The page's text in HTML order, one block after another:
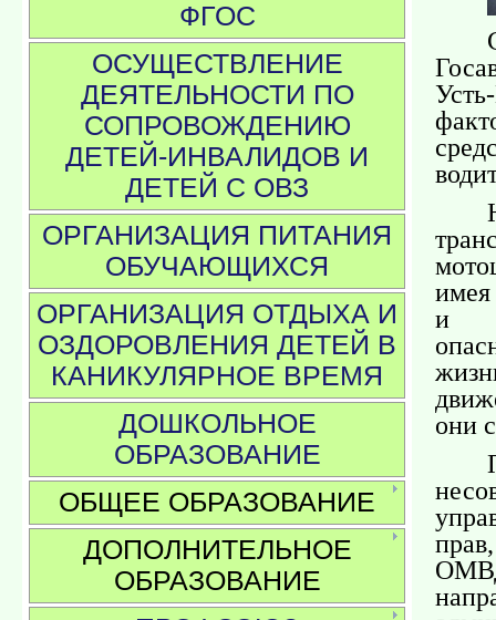
ФГОС
ОСУЩЕСТВЛЕНИЕ
ДЕЯТЕЛЬНОСТИ ПО
СОПРОВОЖДЕНИЮ
ДЕТЕЙ-ИНВАЛИДОВ И
ДЕТЕЙ С ОВЗ
ОРГАНИЗАЦИЯ ПИТАНИЯ
ОБУЧАЮЩИХСЯ
ОРГАНИЗАЦИЯ ОТДЫХА И
ОЗДОРОВЛЕНИЯ ДЕТЕЙ В
КАНИКУЛЯРНОЕ ВРЕМЯ
ДОШКОЛЬНОЕ
ОБРАЗОВАНИЕ
ОБЩЕЕ ОБРАЗОВАНИЕ
ДОПОЛНИТЕЛЬНОЕ
ОБРАЗОВАНИЕ
имея
и
они